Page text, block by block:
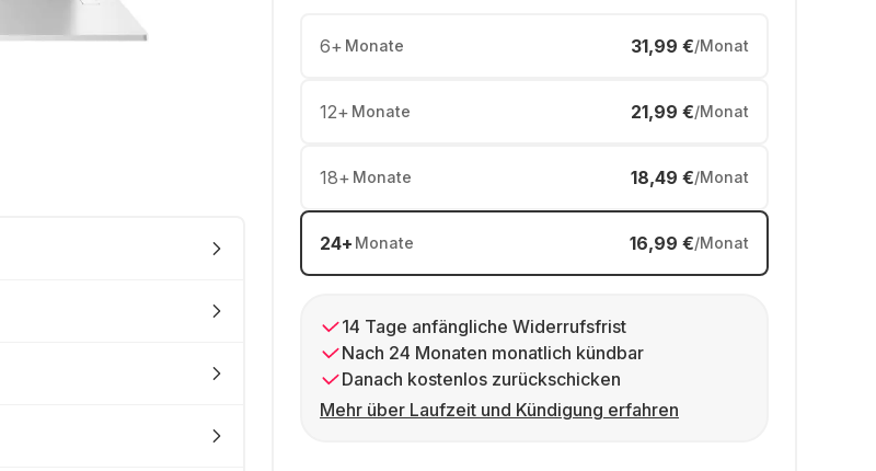
6+ Monate 31,99 €/Monat
12+ Monate 21,99 €/Monat
18+ Monate 18,49 €/Monat
24+ Monate 16,99 €/Monat
14 Tage anfängliche Widerrufsfrist
Nach 24 Monaten monatlich kündbar
Danach kostenlos zurückschicken
Mehr über Laufzeit und Kündigung erfahren